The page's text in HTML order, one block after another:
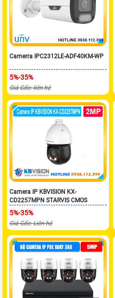
Camerra IPC2312LE-ADF40KM-WP
5%-35%
Giá Gốc: liên hệ
Camera IP KBVISION KX-
CD2257MPN STARVIS CMOS
5%-35%
Giá Gốc: Liên hệ